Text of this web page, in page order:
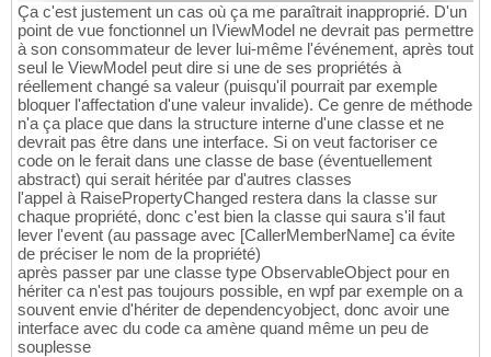
Ça c'est justement un cas où ça me paraîtrait inapproprié. D'un
point de vue fonctionnel un IViewModel ne devrait pas permettre
à son consommateur de lever lui-même l'événement, après tout
seul le ViewModel peut dire si une de ses propriétés à
réellement changé sa valeur (puisqu'il pourrait par exemple
bloquer l'affectation d'une valeur invalide). Ce genre de méthode
n'a ça place que dans la structure interne d'une classe et ne
devrait pas être dans une interface. Si on veut factoriser ce
code on le ferait dans une classe de base (éventuellement
abstract) qui serait héritée par d'autres classes
l'appel à RaisePropertyChanged restera dans la classe sur
chaque propriété, donc c'est bien la classe qui saura s'il faut
lever l'event (au passage avec [CallerMemberName] ca évite
de préciser le nom de la propriété)
après passer par une classe type ObservableObject pour en
hériter ca n'est pas toujours possible, en wpf par exemple on a
souvent envie d'hériter de dependencyobject, donc avoir une
interface avec du code ca amène quand même un peu de
souplesse